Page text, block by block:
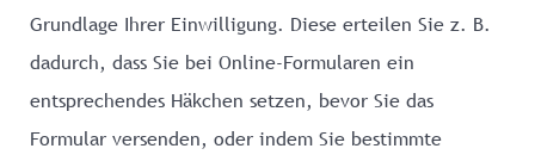
Grundlage Ihrer Einwilligung. Diese erteilen Sie z. B.
dadurch, dass Sie bei Online-Formularen ein
entsprechendes Häkchen setzen, bevor Sie das
Formular versenden, oder indem Sie bestimmte